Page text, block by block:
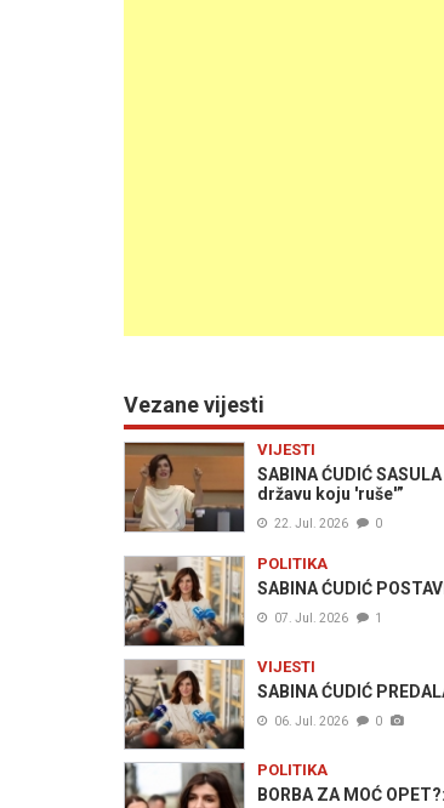
Vezane vijesti
VIJESTI
SABINA ĆUDIĆ
državu koju 'ruše'”
22. Jul. 2026 0
POLITIKA
SABINA ĆUDIĆ
07. Jul. 2026 1
VIJESTI
SABINA ĆUDIĆ
06. Jul. 2026 0
POLITIKA
BORBA ZA MOĆ